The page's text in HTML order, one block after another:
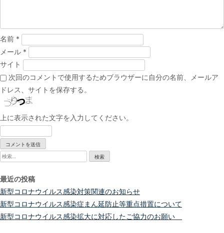
名前 *
メール *
サイト
次回のコメントで使用するためブラウザーに自分の名前、メールア
ドレス、サイトを保存する。
上に表示された文字を入力してください。
検
最近の投稿
新型コロナウイルス感染対策関連のお知らせ
新型コロナウイルス感染症まん延防止等重点措置について
新型コロナウイルス感染拡大に対応したご協力のお願い